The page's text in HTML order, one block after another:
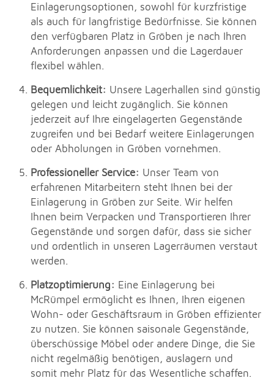
Einlagerungsoptionen, sowohl für kurzfristige
als auch für langfristige Bedürfnisse. Sie können
den verfügbaren Platz in Gröben je nach Ihren
Anforderungen anpassen und die Lagerdauer
flexibel wählen.
Bequemlichkeit: Unsere Lagerhallen sind günstig
gelegen und leicht zugänglich. Sie können
jederzeit auf Ihre eingelagerten Gegenstände
zugreifen und bei Bedarf weitere Einlagerungen
oder Abholungen in Gröben vornehmen.
Professioneller Service: Unser Team von
erfahrenen Mitarbeitern steht Ihnen bei der
Einlagerung in Gröben zur Seite. Wir helfen
Ihnen beim Verpacken und Transportieren Ihrer
Gegenstände und sorgen dafür, dass sie sicher
und ordentlich in unseren Lagerräumen verstaut
werden.
Platzoptimierung: Eine Einlagerung bei
McRümpel ermöglicht es Ihnen, Ihren eigenen
Wohn- oder Geschäftsraum in Gröben effizienter
zu nutzen. Sie können saisonale Gegenstände,
überschüssige Möbel oder andere Dinge, die Sie
nicht regelmäßig benötigen, auslagern und
somit mehr Platz für das Wesentliche schaffen.